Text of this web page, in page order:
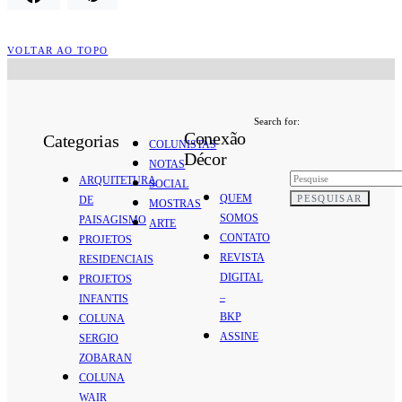
VOLTAR AO TOPO
Categorias
ARQUITETURA
DE
PAISAGISMO
PROJETOS
RESIDENCIAIS
PROJETOS
INFANTIS
COLUNA
SERGIO
ZOBARAN
COLUNA
WAIR
COLUNISTAS
NOTAS
SOCIAL
MOSTRAS
ARTE
Conexão
Décor
QUEM
SOMOS
CONTATO
REVISTA
DIGITAL
–
BKP
ASSINE
Search for:
PESQUISAR